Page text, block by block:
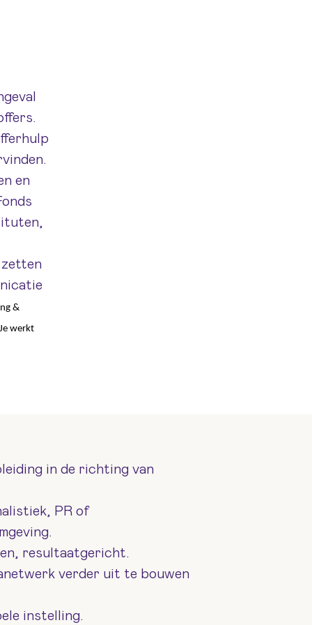
en
zetten
&
werkt
in de richting van
PR of
resultaatgericht.
verder uit te bouwen
instelling.